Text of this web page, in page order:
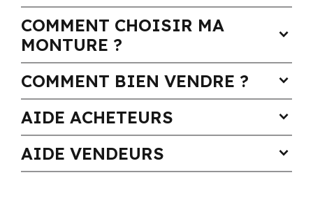
COMMENT CHOISIR MA
MONTURE ?
expand_more
COMMENT BIEN VENDRE ? expand_more
AIDE ACHETEURS expand_more
AIDE VENDEURS expand_more